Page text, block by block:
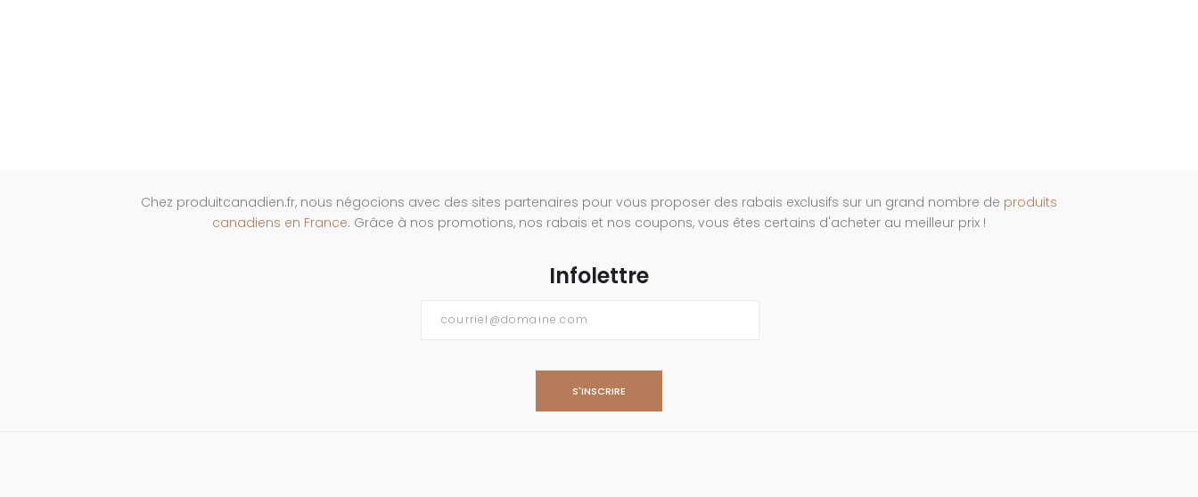
Chez produitcanadien.fr, nous négocions avec des sites partenaires pour vous proposer des rabais exclusifs sur un grand nombre de produits
canadiens en France. Grâce à nos promotions, nos rabais et nos coupons, vous êtes certains d'acheter au meilleur prix !
Infolettre